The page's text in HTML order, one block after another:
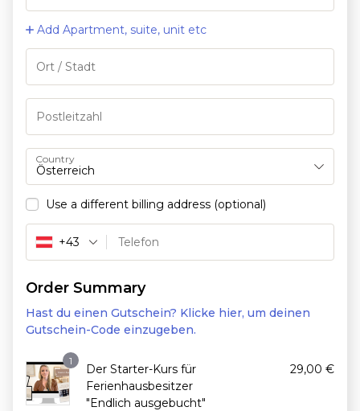
Add Apartment, suite, unit etc
Country
Österreich
Use a different billing address (optional)
+43
Order Summary
Hast du einen Gutschein? Klicke hier, um deinen
Gutschein-Code einzugeben.
1
Der Starter-Kurs für
Ferienhausbesitzer
"Endlich ausgebucht"
29,00 €